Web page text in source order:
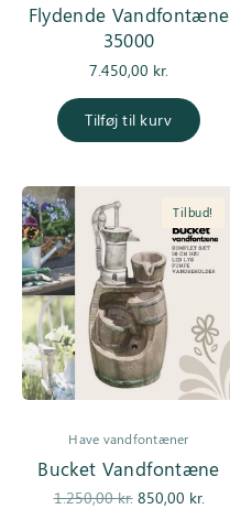
Flydende Vandfontæne
35000
7.450,00 kr.
Tilføj til kurv
Tilbud!
Have vandfontæner
Bucket Vandfontæne
1.250,00kr.
Den
850,00 kr.